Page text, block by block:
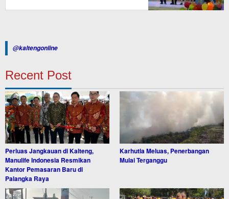
@kaltengonline
Recent Post
Perluas Jangkauan di Kalteng,
Manulife Indonesia Resmikan
Kantor Pemasaran Baru di
Palangka Raya
Karhutla Meluas, Penerbangan
Mulai Terganggu